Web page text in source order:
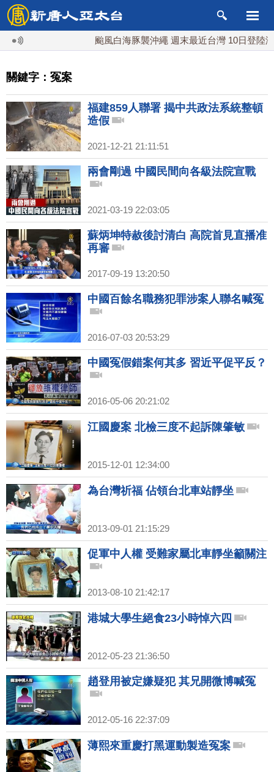
颱風白海豚襲沖繩 週末最近台灣 10日登陸浙江
關鍵字：冤案
福建859人聯署 揭中共政法系統整頓
造假
2021-12-21 21:11:51
兩會剛過 中國民間向各級法院宣戰
2021-03-19 22:03:05
蘇炳坤特赦後討清白 高院首見直播准
再審
2017-09-19 13:20:50
中國百餘名職務犯罪涉案人聯名喊冤
2016-07-03 20:53:29
中國冤假錯案何其多 習近平促平反？
2016-05-06 20:21:02
江國慶案 北檢三度不起訴陳肇敏
2015-12-01 12:34:00
為台灣祈福 佔領台北車站靜坐
2013-09-01 21:15:29
促軍中人權 受難家屬北車靜坐籲關注
2013-08-10 21:42:17
港城大學生絕食23小時悼六四
2012-05-23 21:36:50
趙登用被定嫌疑犯 其兄開微博喊冤
2012-05-16 22:37:09
薄熙來重慶打黑運動製造冤案